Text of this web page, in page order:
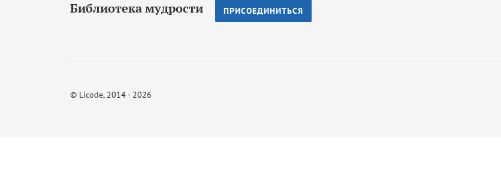
Библиотека мудрости ПРИСОЕДИНИТЬСЯ
© Licode, 2014 - 2026